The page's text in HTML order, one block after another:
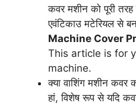
कवर मशीन को पूरी
एवंटिकाउ मटेरियल से
Machine Cover
This article is for
machine.
क्या वाशिंग मशीन कवर
हां, विशेष रूप से यदि